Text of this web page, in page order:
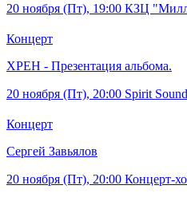
20 ноября (Пт), 19:00 КЗЦ
Концерт
ХРЕН - Презентация альбома.
20 ноября (Пт), 20:00 Spirit
Концерт
Сергей Завьялов
20 ноября (Пт), 20:00 Концерт-